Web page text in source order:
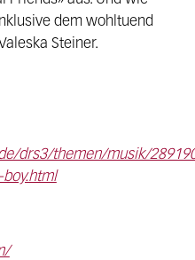
dem wohltuend
Steiner.
drs3/themen/musik/